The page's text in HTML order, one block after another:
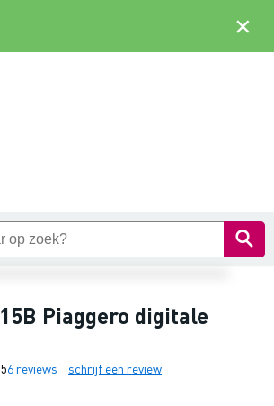
Piaggero digitale
6 reviews schrijf een review
×